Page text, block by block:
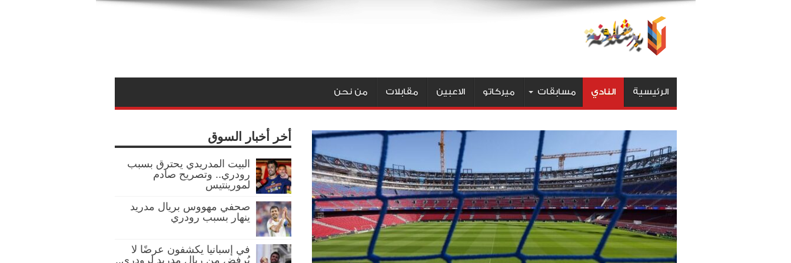
الرئيسية النادي مسابقات ميركاتو الاعبين مقابلات من نحن
أخر أخبار السوق
البيت المدريدي يحترق بسبب
رودري.. وتصريح صادم
لمورينتيس
صحفي مهووس بريال مدريد
ينهار بسبب رودري
في إسبانيا يكشفون عرضًا لا
يُرفض من ريال مدريد لرودري..